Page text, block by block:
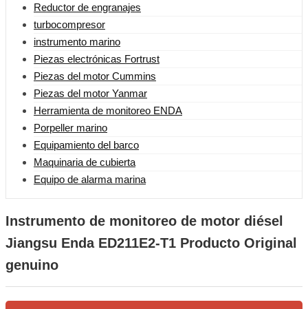
Reductor de engranajes
turbocompresor
instrumento marino
Piezas electrónicas Fortrust
Piezas del motor Cummins
Piezas del motor Yanmar
Herramienta de monitoreo ENDA
Porpeller marino
Equipamiento del barco
Maquinaria de cubierta
Equipo de alarma marina
Instrumento de monitoreo de motor diésel
Jiangsu Enda ED211E2-T1 Producto Original
genuino